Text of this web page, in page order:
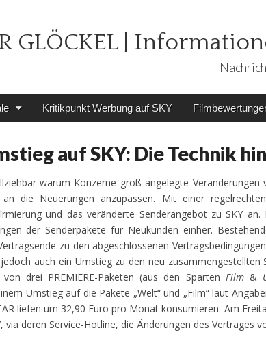
GLÖCKEL |
Kritikpunkt Werbung auf SKY
auf SKY: Die Technik
warum Konzerne groß angelegte
die Neuerungen anzupassen. Mit einer
und das veränderte Senderangebot zu SKY
der Senderpakete für Neukunden einher.
zu den abgeschlossenen
auch ein Umstieg zu den neu zusammengestellten
drei PREMIERE-Paketen (aus den Sparten Film&
Umstieg auf die Pakete „Welt“ und „Film“ laut
liefen um 32,90 Euro pro Monat konsumieren. Am
via deren Service-Hotline, die Änderungen des Vertrages